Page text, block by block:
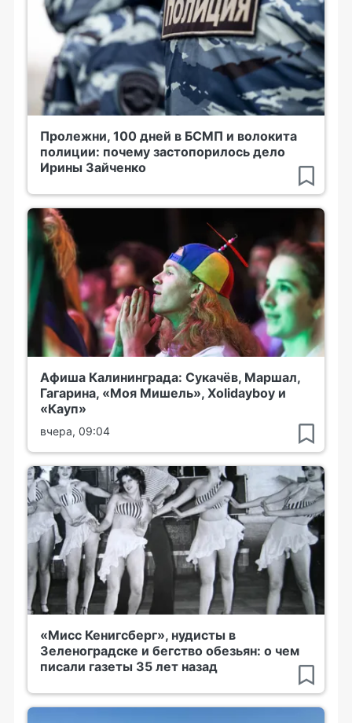
Пролежни, 100 дней в БСМП и волокита
полиции: почему застопорилось дело
Ирины Зайченко
Афиша Калининграда: Сукачёв, Маршал,
Гагарина, «Моя Мишель», Xolidayboy и
«Кауп»
вчера, 09:04
«Мисс Кенигсберг», нудисты в
Зеленоградске и бегство обезьян: о чем
писали газеты 35 лет назад